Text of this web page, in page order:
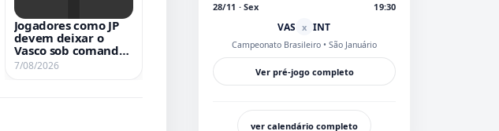
Jogadores como JP
devem deixar o
Vasco sob comando
de Pedro Emanuel
7/08/2026
28/11 · Sex 19:30
VAS x INT
Campeonato Brasileiro • São Januário
Ver pré-jogo completo
ver calendário completo